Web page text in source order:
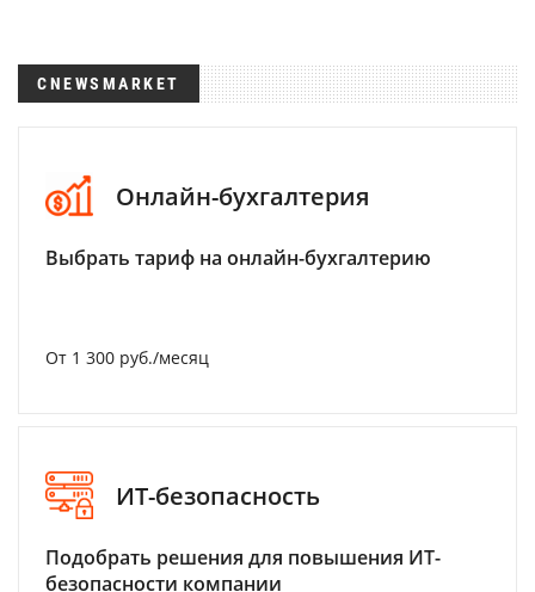
CNEWSMARKET
Онлайн-бухгалтерия
Выбрать тариф на онлайн-бухгалтерию
От 1 300 руб./месяц
ИТ-безопасность
Подобрать решения для повышения ИТ-
безопасности компании